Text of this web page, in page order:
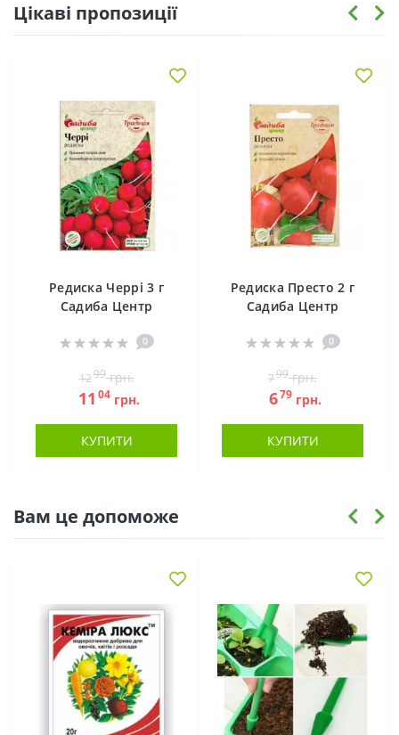
Цікаві пропозиції
Редиска Черрі 3 г
Садиба Центр
0
1299грн.
11 04грн.
КУПИТИ
Редиска Престо 2 г
Садиба Центр
0
799грн.
679грн.
КУПИТИ
Вам це допоможе